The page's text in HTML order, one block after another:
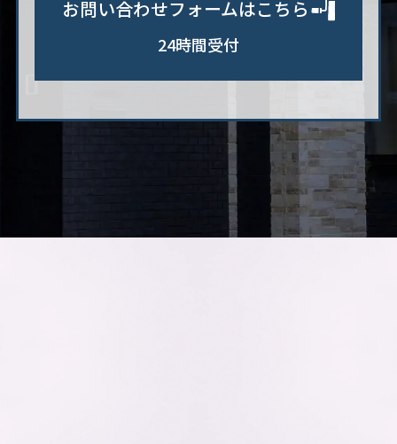
お問い合わせフォームはこちら
24時間受付